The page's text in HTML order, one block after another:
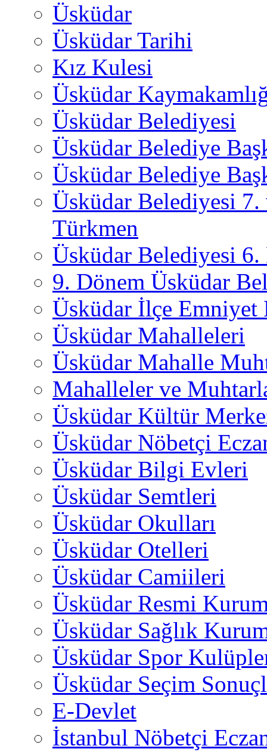
Üsküdar
Üsküdar Tarihi
Kız Kulesi
Üsküdar
Üsküdar Belediyesi
Üsküdar Belediye
Üsküdar Belediye
Üsküdar Belediyesi
Türkmen
Üsküdar Belediyesi 6.
9. Dönem Üsküdar
Üsküdar İlçe
Üsküdar Mahalleleri
Üsküdar Mahalle
Mahalleler ve
Üsküdar Kültür
Üsküdar Nöbetçi
Üsküdar Bilgi Evleri
Üsküdar Semtleri
Üsküdar Okulları
Üsküdar Otelleri
Üsküdar Camiileri
Üsküdar Resmi
Üsküdar Sağlık
Üsküdar Spor
Üsküdar Seçim
E-Devlet
İstanbul Nöbetçi